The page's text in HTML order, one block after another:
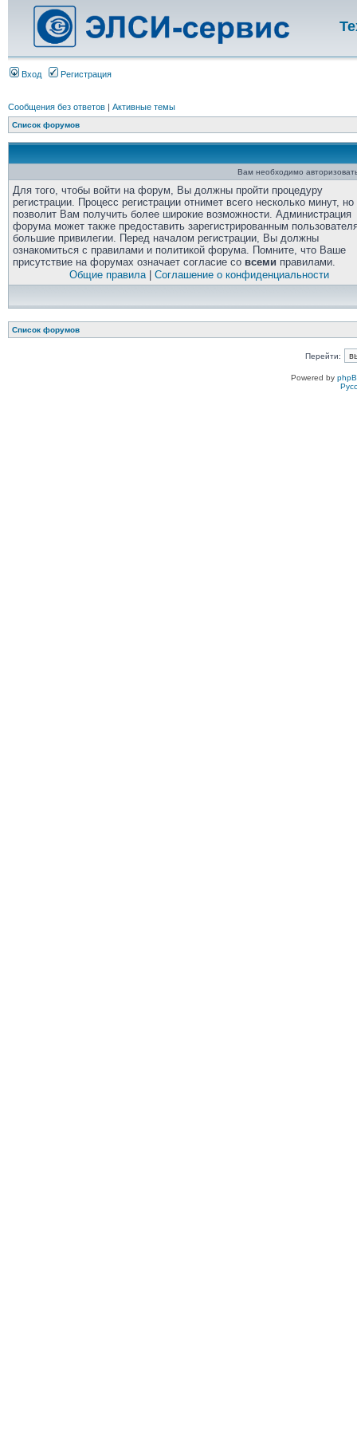
Вход Регистрация
Сообщения без ответов | Активные темы
Список форумов
Вам необходимо
Для того, чтобы войти на форум, Вы должны пройти процедуру
регистрации. Процесс регистрации отнимет всего несколько минут, но
позволит Вам получить более широкие возможности. Администрация
форума может также предоставить зарегистрированным
большие привилегии. Перед началом регистрации, Вы должны
ознакомиться с правилами и политикой форума. Помните, что Ваше
присутствие на форумах означает согласие со всеми правилами.
Общие правила| Соглашение о конфиденциальности
Список форумов
Перейти:
Powered by